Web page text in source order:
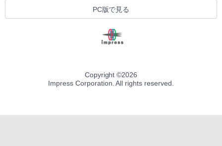
PC版で見る
Copyright ©2026
Impress Corporation. All rights reserved.